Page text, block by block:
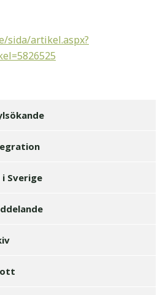
sida/artikel.aspx?
i Sverige